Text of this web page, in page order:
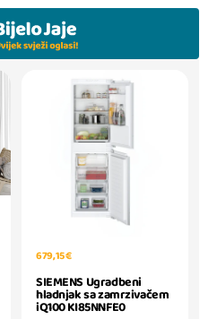
679,15 €
SIEMENS Ugradbeni
hladnjak sa zamrzivačem
iQ100 KI85NNFE0